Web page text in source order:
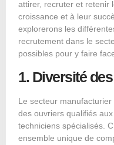
attirer, recruter et retenir
croissance et à leur
explorerons les
recrutement dans le
possibles pour y faire
1. Diversité
Le secteur
des ouvriers qualifiés
techniciens spécialisés.
ensemble unique de